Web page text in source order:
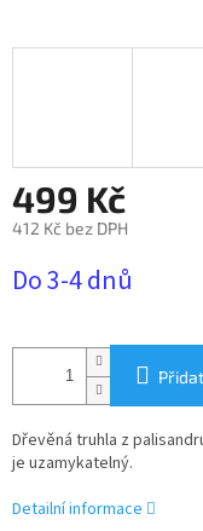
499 Kč
412 Kč bez DPH
cena:
Do 3-4 dnů
Dřevěná truhla z
je uzamykatelný.
Detailní informace